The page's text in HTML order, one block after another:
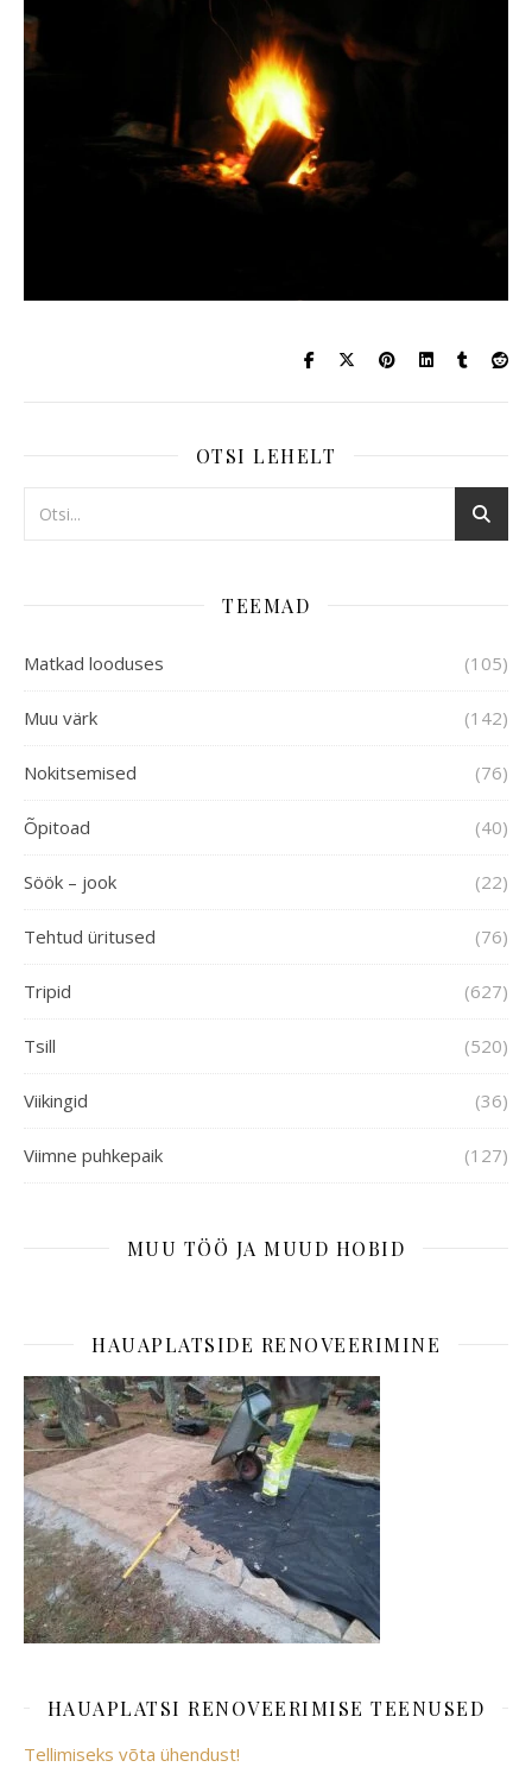
OTSI LEHELT
TEEMAD
Matkad looduses (105)
Muu värk (142)
Nokitsemised (76)
Õpitoad (40)
Söök – jook (22)
Tehtud üritused (76)
Tripid (627)
Tsill (520)
Viikingid (36)
Viimne puhkepaik (127)
MUU TÖÖ JA MUUD HOBID
HAUAPLATSIDE RENOVEERIMINE
HAUAPLATSI RENOVEERIMISE TEENUSED
Tellimiseks võta ühendust!